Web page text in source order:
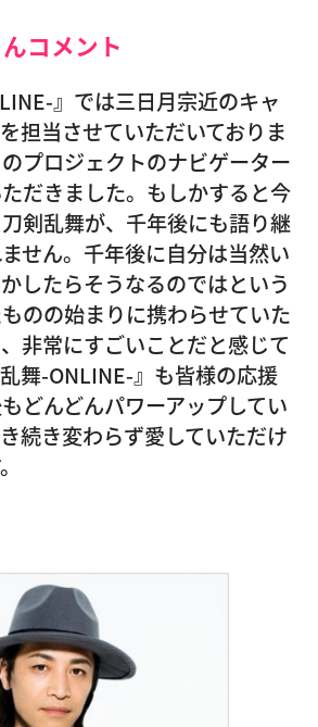
コメント
』では三日月宗近のキャ
担当させていただいておりま
プロジェクトのナビゲーター
だきました。もしかすると今
剣乱舞が、千年後にも語り継
せん。千年後に自分は当然い
したらそうなるのではという
のの始まりに携わらせていた
非常にすごいことだと感じて
舞-ONLINE-』も皆様の応援
どんどんパワーアップしてい
続き変わらず愛していただけ